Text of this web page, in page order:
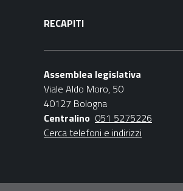
RECAPITI
Assemblea legislativa
Viale Aldo Moro, 50
40127 Bologna
Centralino 051 5275226
Cerca telefoni e indirizzi